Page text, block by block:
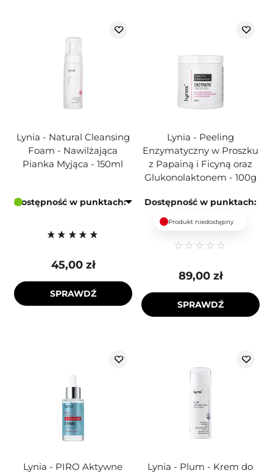
Lynia - Natural Cleansing
Foam - Nawilżająca
Pianka Myjąca - 150ml
Dostępność w punktach:
45,00 zł
SPRAWDŹ
Lynia - Peeling
Enzymatyczny w Proszku
z Papainą i Ficyną oraz
Glukonolaktonem - 100g
Dostępność w punktach:
Produkt niedostępny
89,00 zł
SPRAWDŹ
Lynia - PIRO Aktywne
Lynia - Plum - Krem do